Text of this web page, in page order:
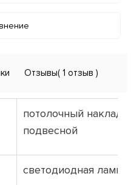
Отзывы( 1 отзыв )
потолочный
подвесной
светодиодная лампа